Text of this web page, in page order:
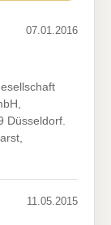
07.01.2016
Düsseldorf.
11.05.2015